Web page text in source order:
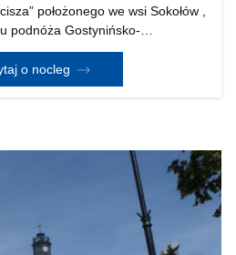
położonego we wsi Sokołów ,
podnóża Gostynińsko-
Do miejsca
leśnymi bogatymi w
o nocleg